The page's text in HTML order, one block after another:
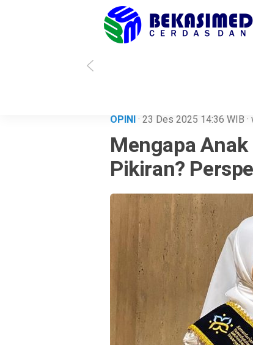
Soal
OPINI· 23 Des 2025 14:36 WIB ·
Mengapa
Pikiran?